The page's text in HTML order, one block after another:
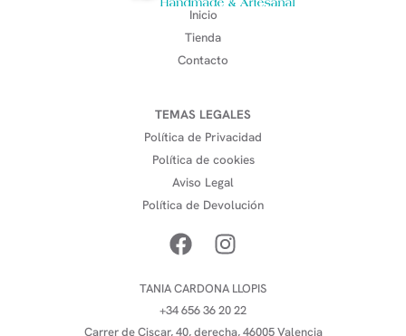
Inicio
Tienda
Contacto
TEMAS LEGALES
Política de Privacidad
Política de cookies
Aviso Legal
Política de Devolución
TANIA CARDONA LLOPIS
+34 656 36 20 22
Carrer de Ciscar, 40, derecha, 46005 Valencia